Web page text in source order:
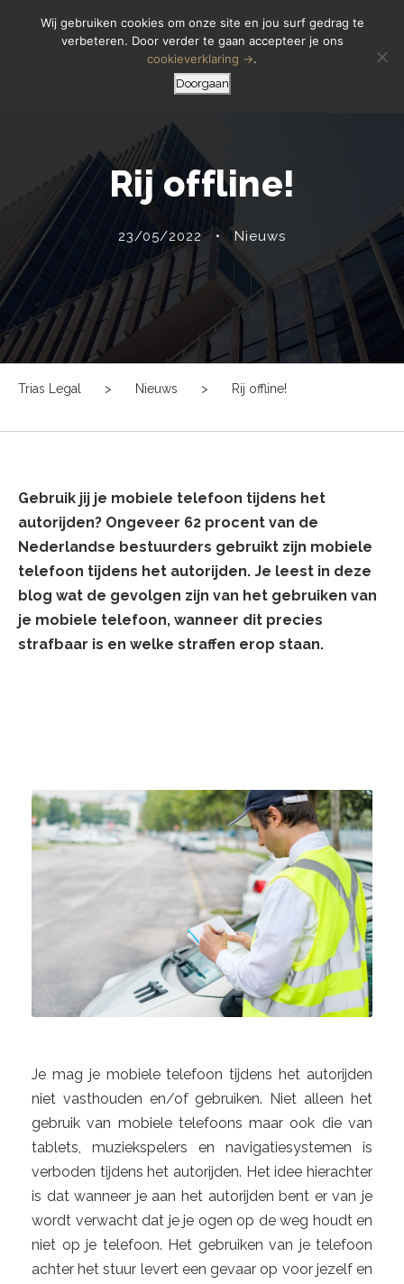
Letselschade Melden 06 14 200 440
Rij offline!
23/05/2022 • Nieuws
Trias Legal > Nieuws > Rij offline!
Gebruik jij je mobiele telefoon tijdens het
autorijden? Ongeveer 62 procent van de
Nederlandse bestuurders gebruikt zijn mobiele
telefoon tijdens het autorijden. Je leest in deze
blog wat de gevolgen zijn van het gebruiken van
je mobiele telefoon, wanneer dit precies
strafbaar is en welke straffen erop staan.
Je mag je mobiele telefoon tijdens het autorijden
niet vasthouden en/of gebruiken. Niet alleen het
gebruik van mobiele telefoons maar ook die van
tablets, muziekspelers en navigatiesystemen is
verboden tijdens het autorijden. Het idee hierachter
is dat wanneer je aan het autorijden bent er van je
wordt verwacht dat je je ogen op de weg houdt en
niet op je telefoon. Het gebruiken van je telefoon
achter het stuur levert een gevaar op voor jezelf en
Wij gebruiken cookies om onze site en jou surf gedrag te
verbeteren. Door verder te gaan accepteer je ons
cookieverklaring →.
Doorgaan